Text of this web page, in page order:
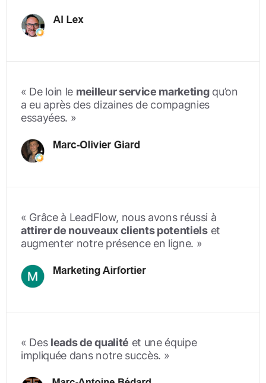
« De loin le meilleur service marketingqu’on
a eu après des dizaines de compagnies
essayées. »
« Grâce à LeadFlow, nous avons réussi à
attirer de nouveaux clients potentielset
augmenter notre présence en ligne. »
« Des leads de qualité et une équipe
impliquée dans notre succès. »